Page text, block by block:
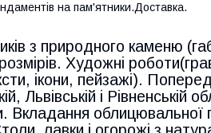
на пам'ятники.Доставка.
з природного каменю
Художні
ікони, пейзажі).
Львівській і
Вкладання